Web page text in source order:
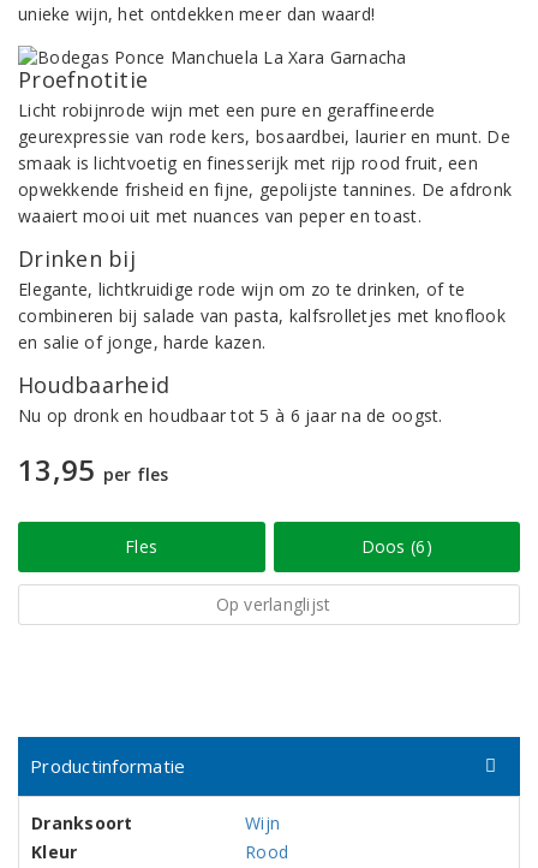
unieke wijn, het ontdekken meer dan waard!
Proefnotitie
Licht robijnrode wijn met een pure en geraffineerde
geurexpressie van rode kers, bosaardbei, laurier en munt. De
smaak is lichtvoetig en finesserijk met rijp rood fruit, een
opwekkende frisheid en fijne, gepolijste tannines. De afdronk
waaiert mooi uit met nuances van peper en toast.
Drinken bij
Elegante, lichtkruidige rode wijn om zo te drinken, of te
combineren bij salade van pasta, kalfsrolletjes met knoflook
en salie of jonge, harde kazen.
Houdbaarheid
Nu op dronk en houdbaar tot 5 à 6 jaar na de oogst.
13,95 per fles
Fles Doos (6)
Op verlanglijst
Productinformatie
Dranksoort
Wijn
Kleur
Rood